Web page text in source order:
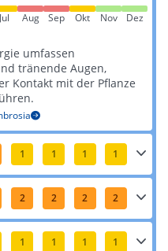
Jul Aug Sep Okt Nov Dez
umfassen
tränende Augen,
Kontakt mit der Pflanze
1 1 1 1
2 2 2 2
1 1 1 1